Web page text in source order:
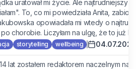
uratował mi życie. Ale najtrudniejszy
To, co mi powiedziała Anita,
opowiadała mi wtedy o
chorobie. Liczyłam na ulgę, że to już
storytelling wellbeing 04.07.2026
lat zostałem redaktorem naczelnym